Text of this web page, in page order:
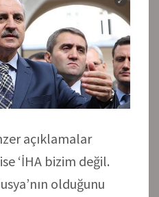
açıklamalar
‘İHA bizim değil.
olduğunu